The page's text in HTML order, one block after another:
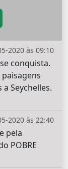
2020 às 09:10
conquista.
Seychelles.
2020 às 22:40
pela
POBRE